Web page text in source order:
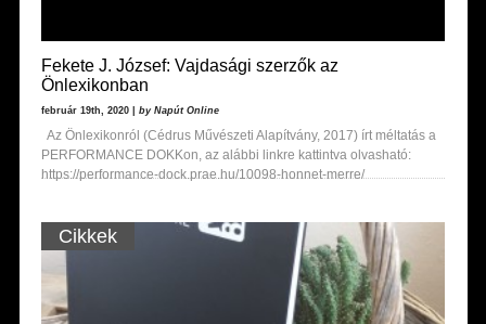
Fekete J. József: Vajdasági szerzők az
Önlexikonban
február 19th, 2020 | by Napút Online
Az Önlexikonról (Cédrus Művészeti Alapítvány, 2017) írt méltatás a
PERFORMANCE DOKKon, az alábbi linkre kattintva olvasható:
https://performance-dock.prae.hu/10098-honnet-merre/
Cikkek